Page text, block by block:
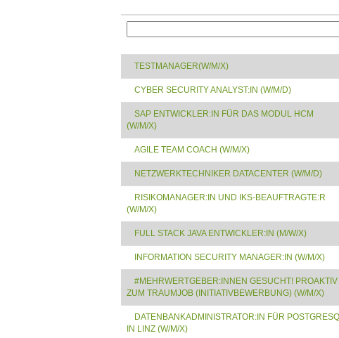
TESTMANAGER(W/M/X)
CYBER SECURITY ANALYST:IN (W/M/D)
SAP ENTWICKLER:IN FÜR DAS MODUL HCM
(W/M/X)
AGILE TEAM COACH (W/M/X)
NETZWERKTECHNIKER DATACENTER (W/M/D)
RISIKOMANAGER:IN UND IKS-BEAUFTRAGTE:R
(W/M/X)
FULL STACK JAVA ENTWICKLER:IN (M/W/X)
INFORMATION SECURITY MANAGER:IN (W/M/X)
#MEHRWERTGEBER:INNEN GESUCHT! PROAKTIV
ZUM TRAUMJOB (INITIATIVBEWERBUNG) (W/M/X)
DATENBANKADMINISTRATOR:IN FÜR
IN LINZ (W/M/X)